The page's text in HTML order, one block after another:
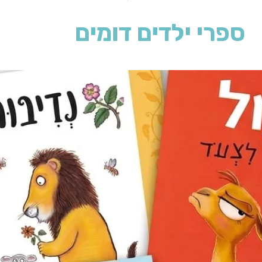
ספרי ילדים דומים